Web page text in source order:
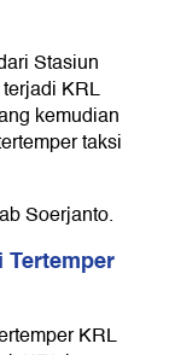
Stasiun
KRL
kemudian
taksi
Soerjanto.
Tertemper
KRL